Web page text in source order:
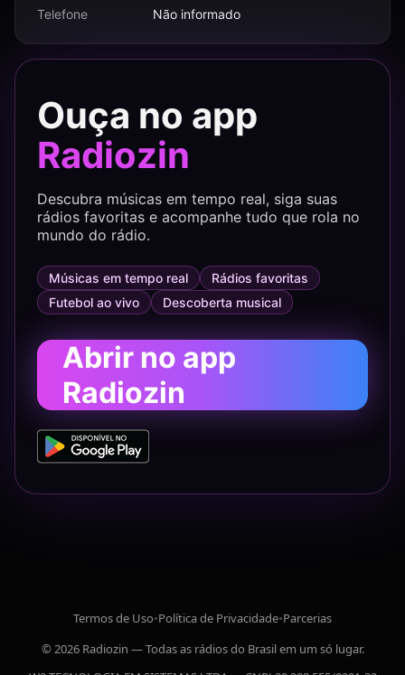
Telefone
Não informado
Ouça no app
Radiozin
Descubra músicas em tempo real, siga suas
rádios favoritas e acompanhe tudo que rola no
mundo do rádio.
Músicas em tempo real
Rádios favoritas
Futebol ao vivo
Descoberta musical
Abrir no app
Radiozin
Termos de Uso•Política de Privacidade•Parcerias
© 2026 Radiozin — Todas as rádios do Brasil em um só lugar.